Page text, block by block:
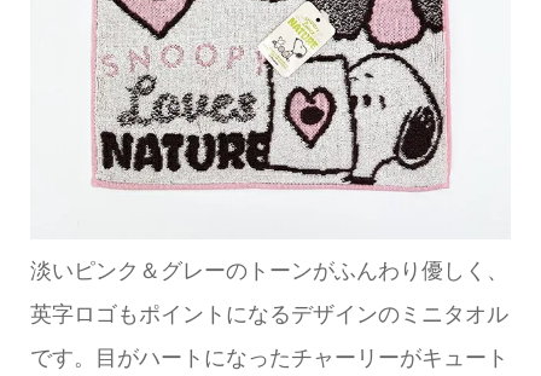
淡いピンク＆グレーのトーンがふんわり優しく、
英字ロゴもポイントになるデザインのミニタオル
です。目がハートになったチャーリーがキュート